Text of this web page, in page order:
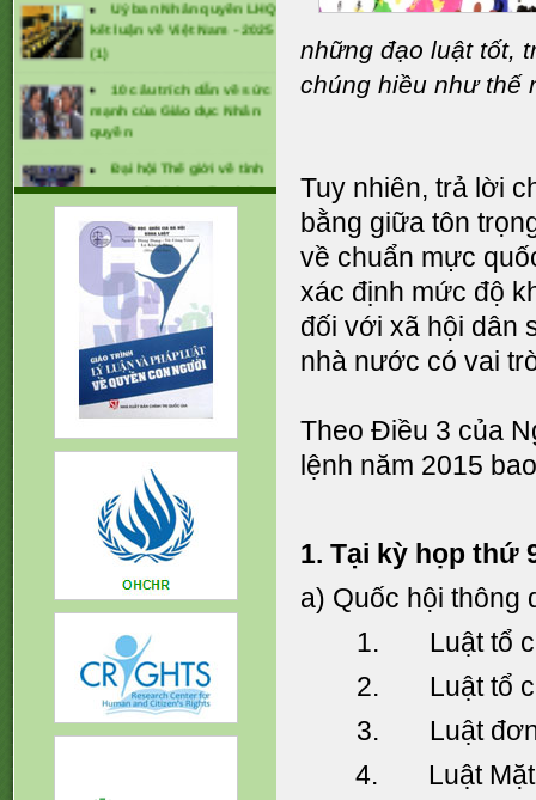
kết luận về Việt Nam - 2025
(1)
mạnh của Giáo dục Nhân
quyền
trạng mất tích cưỡng bức
lần thứ 1 (tháng 1/2025)
CÁC KHUYẾN NGHỊ ĐỐI
VỚI VIỆT NAM TẠI UPR -
2024
những đạo luật tốt,
chúng hiều như thế
Tuy nhiên, trả lời
bằng giữa tôn
về chuẩn mực
xác định mức độ
đối với xã hội dân
nhà nước có vai
Theo Điều 3 của
lệnh năm 2015
1. Tại kỳ họp thứ
a) Quốc hội thông
1. Luật tổ
2. Luật tổ
3. Luật đơn
4. Luật Mặt